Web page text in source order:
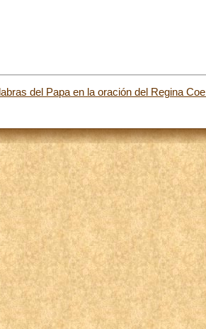
del Papa en la oración del Regina